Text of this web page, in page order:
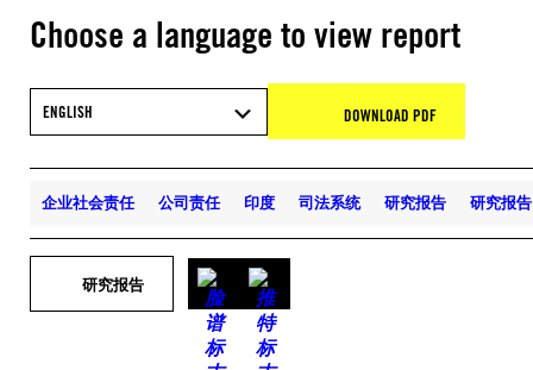
Choose a language to view report
ENGLISH DOWNLOAD PDF
企业社会责任 公司责任 印度 司法系统 研究报告 研究报告
研究报告